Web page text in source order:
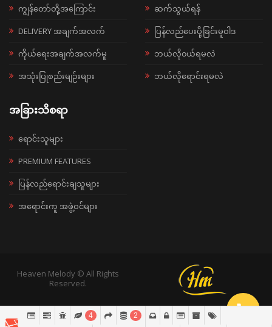
ကျွန်တော်တို့အကြောင်း
DELIVERY အချက်အလက်
ကိုယ်ရေးအချက်အလက်မူ
အသုံးပြုစည်းမျဉ်းများ
ဆက်သွယ်ရန်
ပြန်လည်ပေးပို့ခြင်းမူဝါဒ
ဘယ်လို၀ယ်ရမလဲ
ဘယ်လိုရောင်းရမလဲ
အခြားသိစရာ
ရောင်းသူများ
PREMIUM FEATURES
ပြန်လည်ရောင်းချသူများ
အရောင်းကူ အဖွဲ့ဝင်များ
Heaven Melody © All Rights
Reserved.
4 2